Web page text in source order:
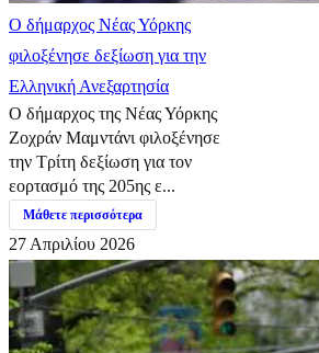
Ο δήμαρχος Νέας Υόρκης
φιλοξένησε δεξίωση για την
Ελληνική Ανεξαρτησία
Ο δήμαρχος της Νέας Υόρκης
Ζοχράν Μαμντάνι φιλοξένησε
την Τρίτη δεξίωση για τον
εορτασμό της 205ης ε...
Μάθετε περισσότερα
27 Απριλίου 2026